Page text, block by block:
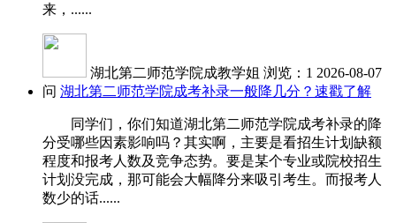
来，......
湖北第二师范学院成教学姐 浏览：1 2026-08-07
问 湖北第二师范学院成考补录一般降几分？速戳了解
同学们，你们知道湖北第二师范学院成考补录的降
分受哪些因素影响吗？其实啊，主要是看招生计划缺额
程度和报考人数及竞争态势。要是某个专业或院校招生
计划没完成，那可能会大幅降分来吸引考生。而报考人
数少的话......